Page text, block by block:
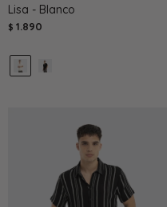
Lisa - Blanco
$ 1.890